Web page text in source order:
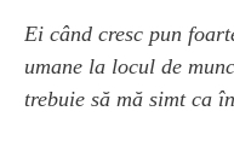
Ei când cresc pun
umane la locul de
trebuie să mă simt ca